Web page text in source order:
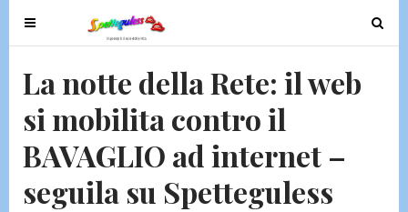
T
o
e
n
v
T
o
La notte della Rete: il web
si mobilita contro il
BAVAGLIO ad internet –
seguila su Spetteguless